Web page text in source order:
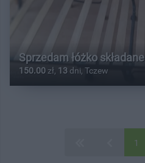
Sprzedam łóżko składane
150.00 zł, 13 dni, Tczew
1